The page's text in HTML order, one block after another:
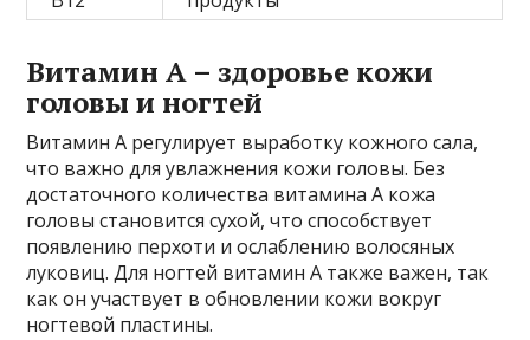
Витамин А – здоровье кожи
головы и ногтей
Витамин А регулирует выработку кожного сала,
что важно для увлажнения кожи головы. Без
достаточного количества витамина А кожа
головы становится сухой, что способствует
появлению перхоти и ослаблению волосяных
луковиц. Для ногтей витамин А также важен, так
как он участвует в обновлении кожи вокруг
ногтевой пластины.